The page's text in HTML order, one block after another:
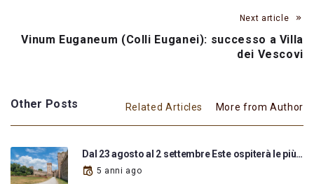
Next article
Vinum Euganeum (Colli Euganei): successo a Villa
dei Vescovi
Other Posts Related Articles More from Author
Dal 23 agosto al 2 settembre Este ospiterà le più…
5 anni ago